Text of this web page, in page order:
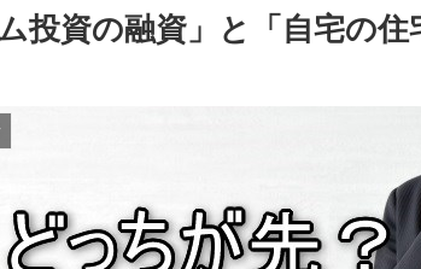
ム投資の融資」と「自宅の